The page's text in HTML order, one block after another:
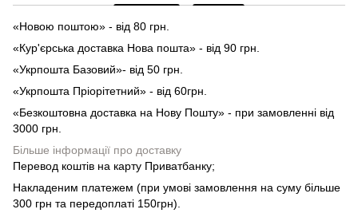
«Новою поштою» - від 80 грн.
«Кур'єрська доставка Нова пошта» - від 90 грн.
«Укрпошта Базовий»- від 50 грн.
«Укрпошта Пріорітетний» - від 60грн.
«Безкоштовна доставка на Нову Пошту» - при замовленні від
3000 грн.
Більше інформації про доставку
Перевод коштів на карту Приватбанку;
Накладеним платежем (при умові замовлення на суму більше
300 грн та передоплаті 150грн).